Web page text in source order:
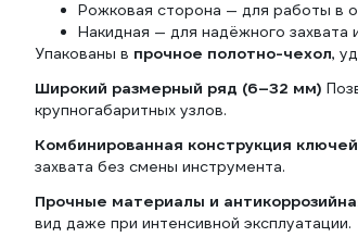
Рожковая сторона — для работы в
Накидная — для надёжного
Упакованы в прочное полотно-чехол,
Широкий размерный ряд (6–32 мм)
крупногабаритных узлов.
Комбинированная конструкция ключей
захвата без смены инструмента.
Прочные материалы и
вид даже при интенсивной эксплуатации.